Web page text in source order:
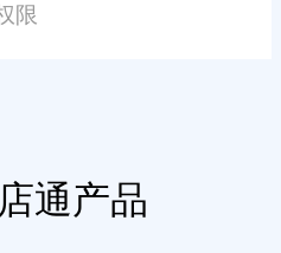
限
通产品